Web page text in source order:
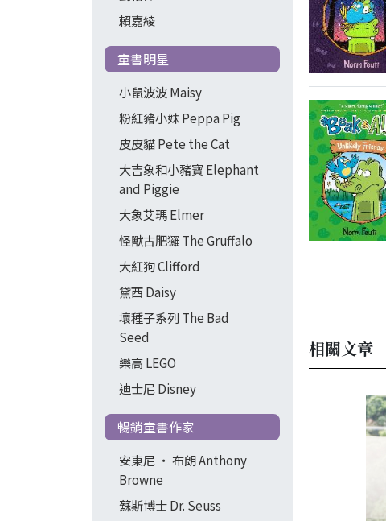
賴嘉綾
童書明星
小鼠波波 Maisy
粉紅豬小妹 Peppa Pig
皮皮貓 Pete the Cat
大吉象和小豬寶 Elephant
and Piggie
大象艾瑪 Elmer
怪獸古肥玀 The Gruffalo
大紅狗 Clifford
黛西 Daisy
壞種子系列 The Bad
Seed
樂高 LEGO
迪士尼 Disney
暢銷童書作家
安東尼 ‧ 布朗 Anthony
Browne
蘇斯博士 Dr. Seuss
相關文章